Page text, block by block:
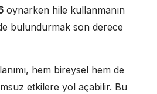
oynarken hile kullanmanın
bulundurmak son derece
hem bireysel hem de
etkilere yol açabilir. Bu